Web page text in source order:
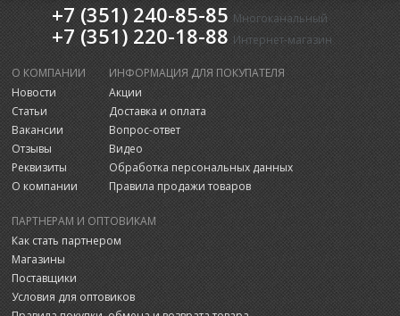
+7 (351) 240-85-85 Многоканальный
+7 (351) 220-18-88 Интернет-магазин
О КОМПАНИИ
Новости
Статьи
Вакансии
Отзывы
Реквизиты
О компании
ИНФОРМАЦИЯ ДЛЯ ПОКУПАТЕЛЯ
Акции
Доставка и оплата
Вопрос-ответ
Видео
Обработка персональных данных
Правила продажи товаров
ПАРТНЕРАМ И ОПТОВИКАМ
Как стать партнером
Магазины
Поставщики
Условия для оптовиков